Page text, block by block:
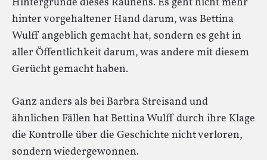
hinter vorgehaltener Hand darum, was Bettina
Wulff angeblich gemacht hat, sondern es geht in
aller Öffentlichkeit darum, was andere mit diesem
Gerücht gemacht haben.
Ganz anders als bei Barbra Streisand und
ähnlichen Fällen hat Bettina Wulff durch ihre Klage
die Kontrolle über die Geschichte nicht verloren,
sondern wiedergewonnen.